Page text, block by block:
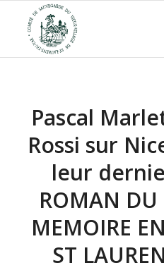
Pascal
Rossi sur
leur
ROMAN
MEMOIRE
ST